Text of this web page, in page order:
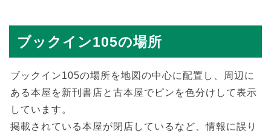
ブックイン105の場所
ブックイン105の場所を地図の中心に配置し、周辺に
ある本屋を新刊書店と古本屋でピンを色分けして表示
しています。
掲載されている本屋が閉店しているなど、情報に誤り